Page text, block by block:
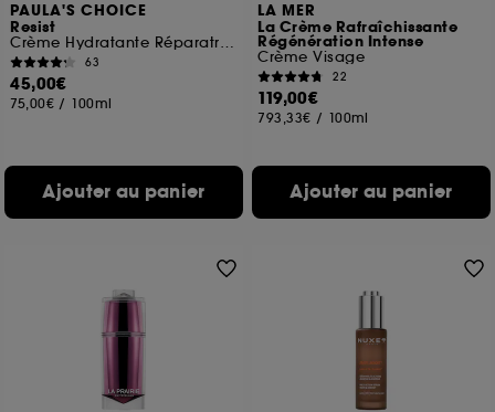
PAULA'S CHOICE
Resist
Crème Hydratante Réparatrice SPF 50
63
45,00€
75,00€ / 100ml
Ajouter au panier
LA MER
La Crème Rafraîchissante
Régénération Intense
Crème Visage
22
119,00€
793,33€ / 100ml
Ajouter au panier